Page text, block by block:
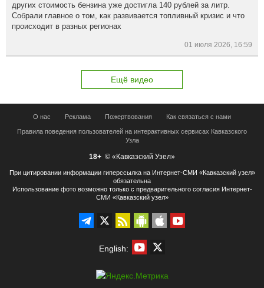
других стоимость бензина уже достигла 140 рублей за литр.
Собрали главное о том, как развивается топливный кризис и что
происходит в разных регионах
01 июля 2026, 16:59
Ещё видео
О нас Реклама Пожертвования Как связаться с нами
Правила поведения пользователей на интерактивных сервисах Кавказского
Узла
18+ © «Кавказский Узел»
При цитировании информации гиперссылка на Интернет-СМИ «Кавказский узел»
обязательна
Использование фото возможно только с предварительного согласия Интернет-
СМИ «Кавказский узел»
English: